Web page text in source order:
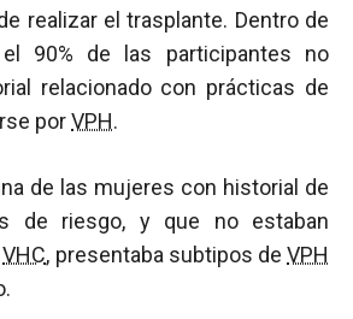
realizar el trasplante. Dentro de
90% de las participantes no
relacionado con prácticas de
porVPH.
de las mujeres con historial de
de riesgo, y que no estaban
VHC, presentaba subtipos deVPH